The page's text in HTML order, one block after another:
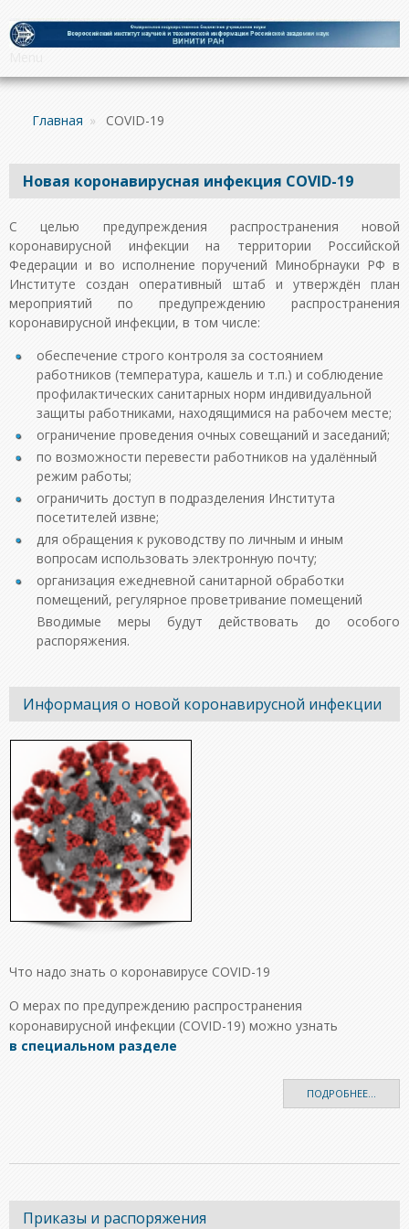
Главная » COVID-19
Новая коронавирусная инфекция COVID-19
С целью предупреждения распространения новой
коронавирусной инфекции на территории Российской
Федерации и во исполнение поручений Минобрнауки РФ в
Институте создан оперативный штаб и утверждён план
мероприятий по предупреждению распространения
коронавирусной инфекции, в том числе:
обеспечение строго контроля за состоянием
работников (температура, кашель и т.п.) и соблюдение
профилактических санитарных норм индивидуальной
защиты работниками, находящимися на рабочем месте;
ограничение проведения очных совещаний и заседаний;
по возможности перевести работников на удалённый
режим работы;
ограничить доступ в подразделения Института
посетителей извне;
для обращения к руководству по личным и иным
вопросам использовать электронную почту;
организация ежедневной санитарной обработки
помещений, регулярное проветривание помещений
Вводимые меры будут действовать до особого
распоряжения.
Информация о новой коронавирусной инфекции
Что надо знать о коронавирусе COVID-19
О мерах по предупреждению распространения
коронавирусной инфекции (COVID-19) можно узнать
в специальном разделе
ПОДРОБНЕЕ...
Приказы и распоряжения